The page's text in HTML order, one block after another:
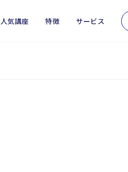
人気講座 特徴 サービス